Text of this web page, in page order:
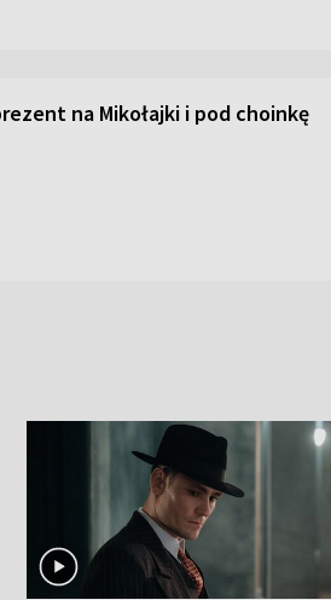
na Mikołajki i pod choinkę